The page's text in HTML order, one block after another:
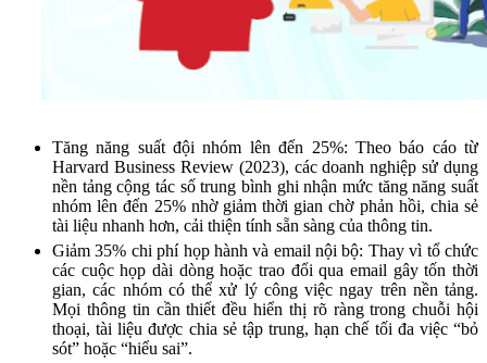
Tăng năng suất đội nhóm lên đến 25%: Theo báo cáo từ
Harvard Business Review (2023), các doanh nghiệp sử dụng
nền tảng cộng tác số trung bình ghi nhận mức tăng năng suất
nhóm lên đến 25% nhờ giảm thời gian chờ phản hồi, chia sẻ
tài liệu nhanh hơn, cải thiện tính sẵn sàng của thông tin.
Giảm 35% chi phí họp hành và email nội bộ: Thay vì tổ chức
các cuộc họp dài dòng hoặc trao đổi qua email gây tốn thời
gian, các nhóm có thể xử lý công việc ngay trên nền tảng.
Mọi thông tin cần thiết đều hiển thị rõ ràng trong chuỗi hội
thoại, tài liệu được chia sẻ tập trung, hạn chế tối đa việc “bỏ
sót” hoặc “hiểu sai”.